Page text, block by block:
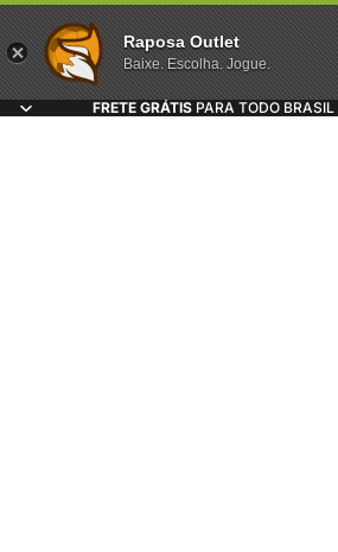
FRETE GRÁTIS PARA TODO BRASIL
Raposa Outlet
Baixe. Escolha. Jogue.